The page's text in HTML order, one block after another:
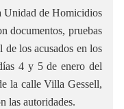
Unidad de Homicidios
documentos, pruebas
de los acusados en los
4 y 5 de enero del
la calle Villa Gessell,
las autoridades.